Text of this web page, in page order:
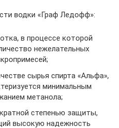
водки «Граф Ледофф»:
в процессе которой
нежелательных
сырья спирта «Альфа»,
минимальным
метанола;
степенью защиты,
высокую надежность